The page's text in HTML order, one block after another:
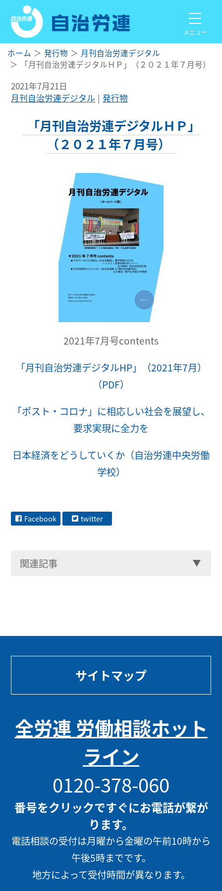
メニュー
ホーム 発行物
月刊自治労連デジタル
「月刊自治労連デジタルＨＰ」（２０２１年７月号）
2021年7月21日
月刊自治労連デジタル
発行物
「月刊自治労連デジタルＨＰ」
（２０２１年７月号）
2021年7月号contents
「月刊自治労連デジタルHP」（2021年7月）
（PDF）
「ポスト・コロナ」に相応しい社会を展望し、
要求実現に全力を
日本経済をどうしていくか（自治労連中央労働
学校）
Facebook twitter
関連記事
サイトマップ
全労連 労働相談ホット
ライン
0120-378-060
番号をクリックですぐにお電話が繋が
ります。
電話相談の受付は月曜から金曜の午前10時から
午後5時までです。
地方によって受付時間が異なります。